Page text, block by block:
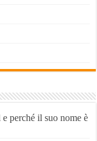
perché il suo nome è